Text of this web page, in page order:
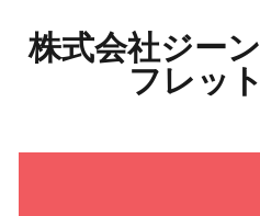
株式会社ジー
フレッ